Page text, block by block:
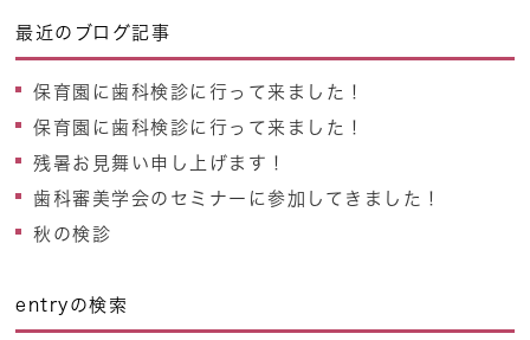
最近のブログ記事
保育園に歯科検診に行って来ました！
保育園に歯科検診に行って来ました！
残暑お見舞い申し上げます！
歯科審美学会のセミナーに参加してきました！
秋の検診
entryの検索